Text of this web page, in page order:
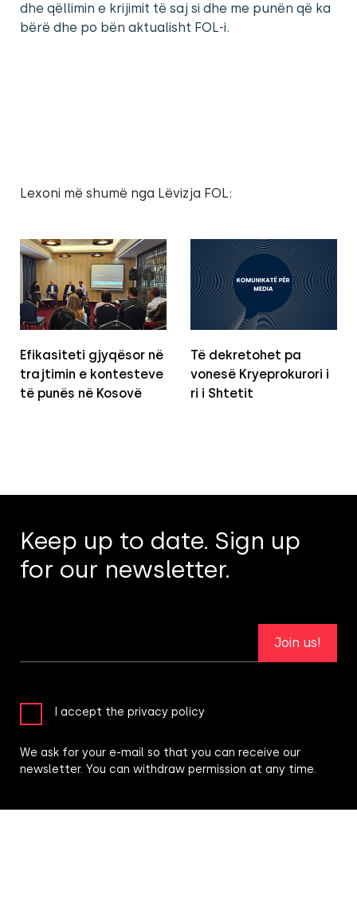
dhe qëllimin e krijimit të saj si dhe me punën që ka
bërë dhe po bën aktualisht FOL-i.
Lexoni më shumë nga Lëvizja FOL:
Efikasiteti gjyqësor në
trajtimin e kontesteve
të punës në Kosovë
Të dekretohet pa
vonesë Kryeprokurori i
ri i Shtetit
Keep up to date. Sign up
for our newsletter.
Join us!
I accept the privacy policy
We ask for your e-mail so that you can receive our
newsletter. You can withdraw permission at any time.